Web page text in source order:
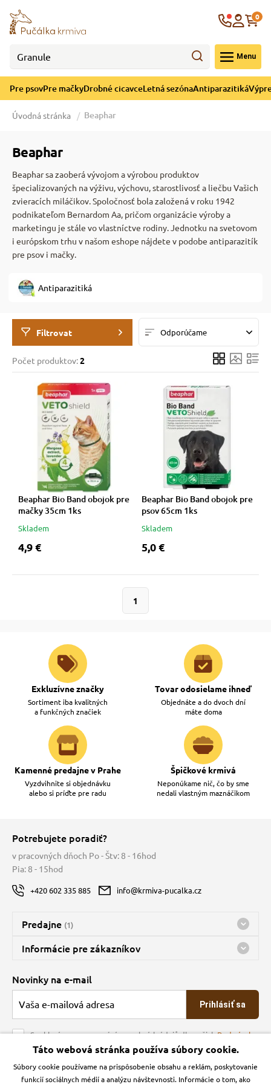
Menu
0
Pre psovPre mačkyDrobné cicavceLetná sezónaAntiparazitiká
psov
Pre psov
psov
psov
psov
psov
psov
pre psov
a ohlávky
so psom
poukazy
mačky
Pre mačky
mačky
mačky
mačky
podstielka
mačky
a pelechy
mačky
mačky
cicavce
Drobné cicavce
vitamíny
sezóna
Letná sezóna
ochladenie
Výpredaj
CZK
Úvodná stránka Beaphar
Beaphar
Beaphar sa zaoberá vývojom a výrobou produktov
špecializovaných na výživu, výchovu, starostlivosť a liečbu Vašich
zvieracích miláčikov. Spoločnosť bola založená v roku 1942
podnikateľom Bernardom Aa, pričom organizácie výroby a
marketingu je stále vo vlastníctve rodiny. Jednotku na svetovom
i európskom trhu v našom eshope nájdete v podobe antiparazitík
pre psov i mačky.
Antiparazitiká
Filtrovat Odporúčame
Počet produktov:2
Beaphar Bio Band obojok pre
mačky 35cm 1ks
Skladem
4,9 €
Beaphar Bio Band obojok pre
psov 65cm 1ks
Skladem
5,0 €
1
Exkluzívne značky
Sortiment iba kvalitných
a funkčných značiek
Tovar odosielame ihneď
Objednáte a do dvoch dní
máte doma
Kamenné predajne v Prahe
Vyzdvihnite si objednávku
alebo si príďte pre radu
Špičkové krmivá
Neponúkame nič, čo by sme
nedali vlastným maznáčikom
Potrebujete poradiť?
v pracovných dňoch Po - Štv: 8 - 16hod
Pia: 8 - 15hod
+420 602 335 885 info@krmiva-pucalka.cz
Predajne (1)
Predajňa a sklad Kbely
Bohužiaľ, momentálne máme zatvorené
Informácie pre zákazníkov
O spoločnosti
Veľkoobchod
Obchodné podmienky
Kontakt
Podmienky ochrany osobných údajov
Novinky na e-mail
Prihlásiť sa
Souhlasím se zpracováním osobních údajů dle našichPodmínek
ochrany osobních údajů
Krmiva Pučálka na sociálnych sieťach
Táto webová stránka používa súbory cookie.
Súbory cookie používame na prispôsobenie obsahu a reklám, poskytovanie
funkcií sociálnych médií a analýzu návštevnosti. Informácie o tom, ako